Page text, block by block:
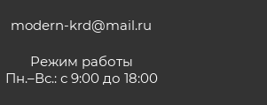
modern-krd@mail.ru
Режим работы
Пн.–Вс.: с 9:00 до 18:00